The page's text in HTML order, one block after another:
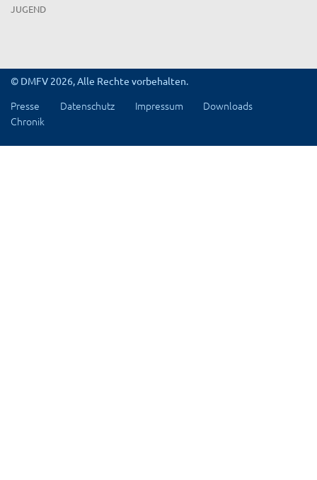
JUGEND
© DMFV 2026, Alle Rechte vorbehalten.
Presse Datenschutz Impressum
Downloads
Chronik